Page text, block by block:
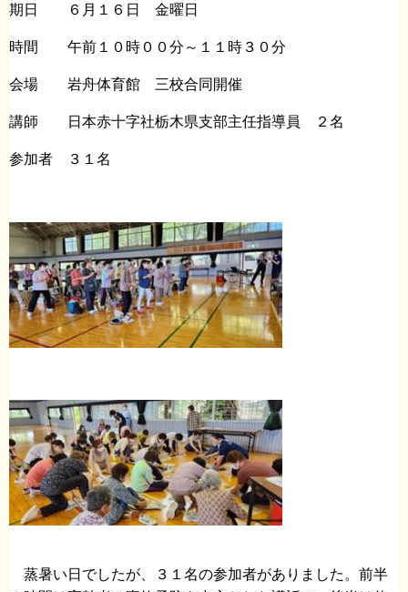
期日 ６月１６日 金曜日
時間 午前１０時００分～１１時３０分
会場 岩舟体育館 三校合同開催
講師 日本赤十字社栃木県支部主任指導員 ２名
参加者 ３１名
蒸暑い日でしたが、３１名の参加者がありました。前半